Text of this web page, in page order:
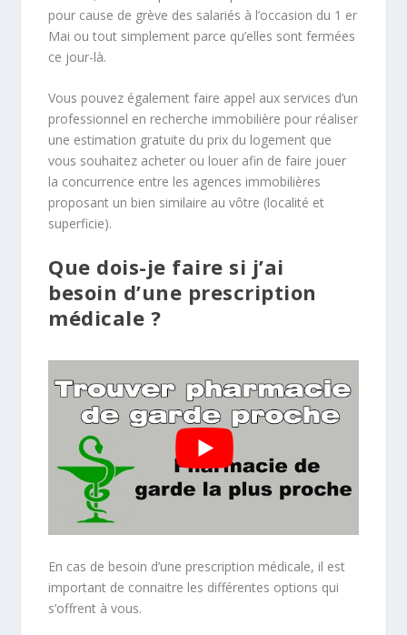
pour cause de grève des salariés à l’occasion du 1 er
Mai ou tout simplement parce qu’elles sont fermées
ce jour-là.
Vous pouvez également faire appel aux services d’un
professionnel en recherche immobilière pour réaliser
une estimation gratuite du prix du logement que
vous souhaitez acheter ou louer afin de faire jouer
la concurrence entre les agences immobilières
proposant un bien similaire au vôtre (localité et
superficie).
Que dois-je faire si j’ai
besoin d’une prescription
médicale ?
En cas de besoin d’une prescription médicale, il est
important de connaitre les différentes options qui
s’offrent à vous.